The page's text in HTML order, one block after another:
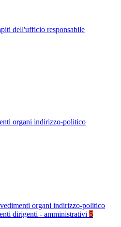
dell'ufficio responsabile
organi indirizzo-politico
organi indirizzo-politico
dirigenti - amministrativi 5